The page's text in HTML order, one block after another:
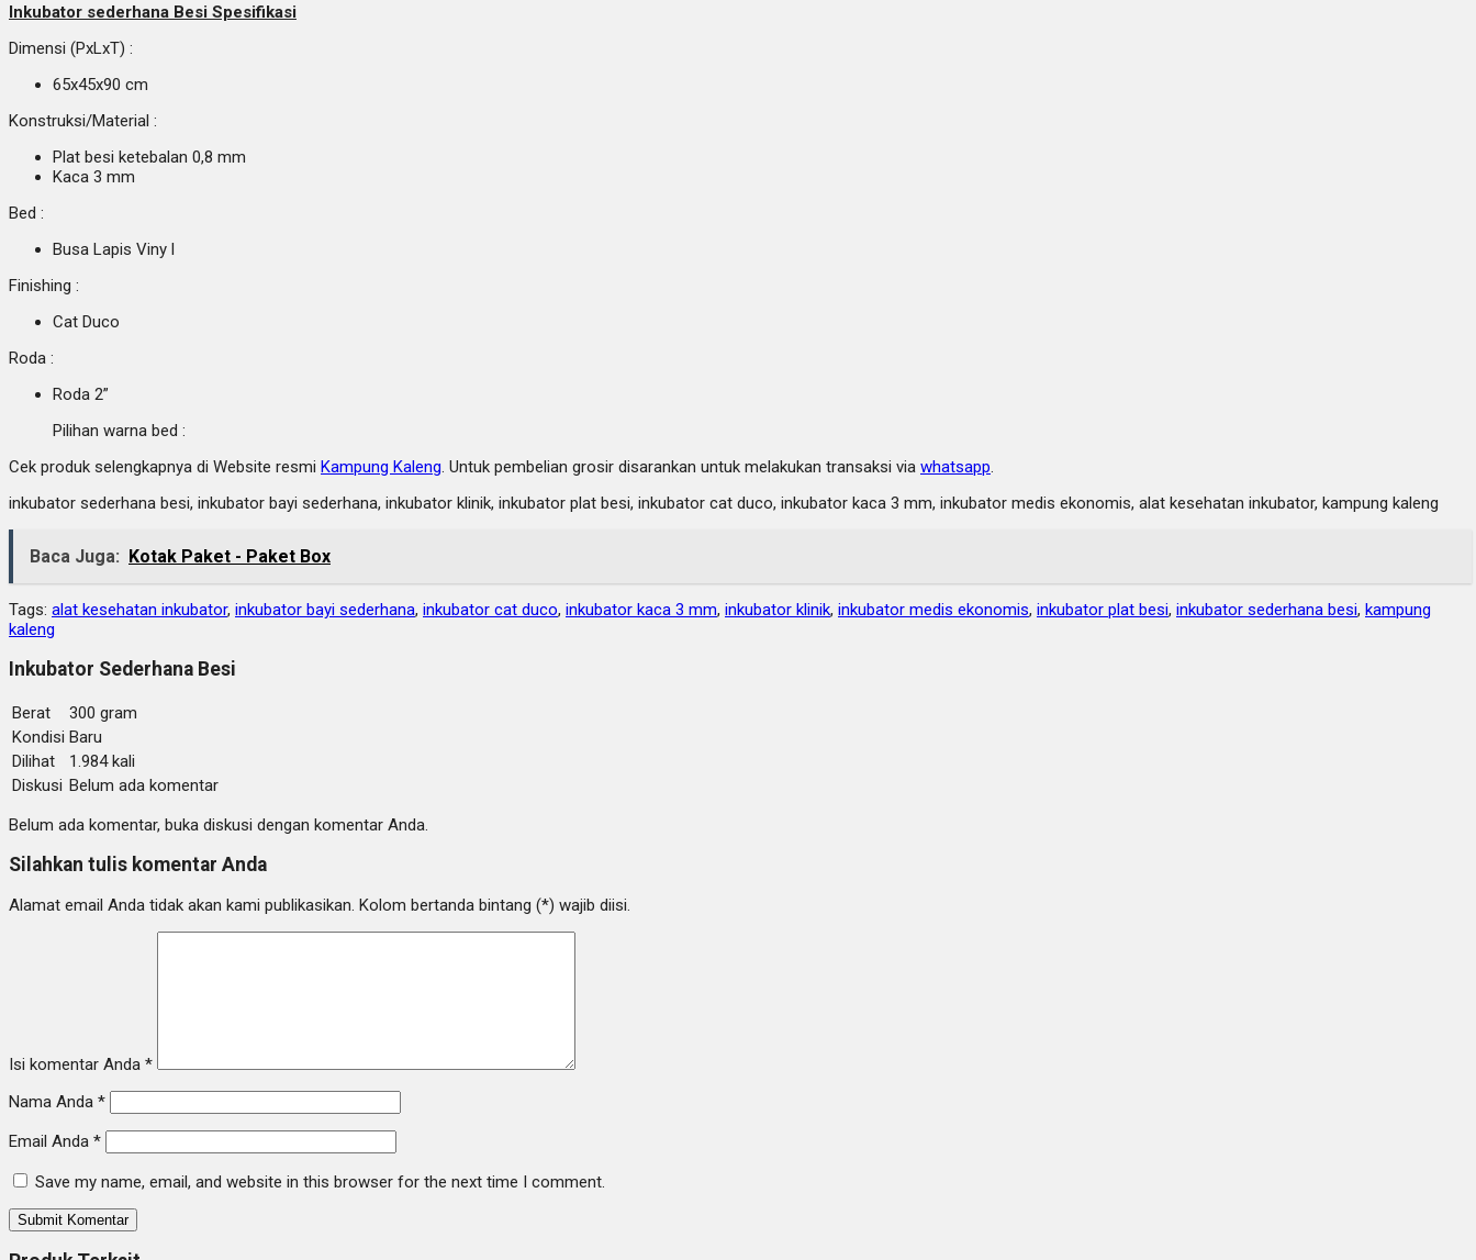
Inkubator sederhana Besi Spesifikasi
Dimensi (PxLxT) :
65x45x90 cm
Konstruksi/Material :
Plat besi ketebalan 0,8 mm
Kaca 3 mm
Bed :
Busa Lapis Viny l
Finishing :
Cat Duco
Roda :
Roda 2”
Pilihan warna bed :
Cek produk selengkapnya di Website resmi Kampung Kaleng . Untuk pembelian grosir disarankan untuk melakukan transaksi via whatsapp
inkubator sederhana besi, inkubator bayi sederhana, inkubator klinik, inkubator plat besi, inkubator cat duco, inkubator kaca 3 mm, inkubator medis ekonomis, alat kesehatan inkubator, kampung kaleng
Baca Juga: Kotak Paket - Paket Box
Tags: alat kesehatan inkubator, inkubator bayi sederhana, inkubator cat duco, inkubator kaca 3 mm, inkubator klinik, inkubator medis ekonomis, inkubator plat besi, inkubator sederhana besi, kampung
kaleng
Inkubator Sederhana Besi
Berat
300 gram
Kondisi Baru
Dilihat
1.984 kali
Diskusi Belum ada komentar
Belum ada komentar, buka diskusi dengan komentar Anda.
Silahkan tulis komentar Anda
Alamat email Anda tidak akan kami publikasikan. Kolom bertanda bintang (*) wajib diisi.
Isi komentar Anda *
Nama Anda *
Email Anda *
Save my name, email, and website in this browser for the next time I comment.